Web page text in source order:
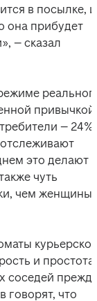
в посылке, и
она прибудет
– сказал
привычкой.
– 24%
это делают
чуть
чем женщины
и простота,
соседей
говорят, что